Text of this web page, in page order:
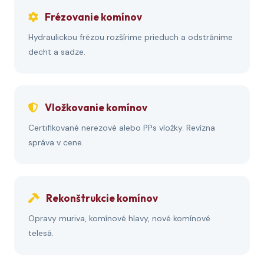
Frézovanie komínov
Hydraulickou frézou rozšírime prieduch a odstránime
decht a sadze.
Vložkovanie komínov
Certifikované nerezové alebo PPs vložky. Revízna
správa v cene.
Rekonštrukcie komínov
Opravy muriva, komínové hlavy, nové komínové
telesá.